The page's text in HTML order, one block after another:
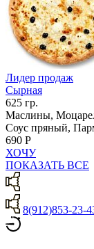
Лидер продаж
Сырная
625 гр.
Маслины,
Соус пряный,
690 Р
ХОЧУ
ПОКАЗАТЬ ВСЕ
8(912)853-23-